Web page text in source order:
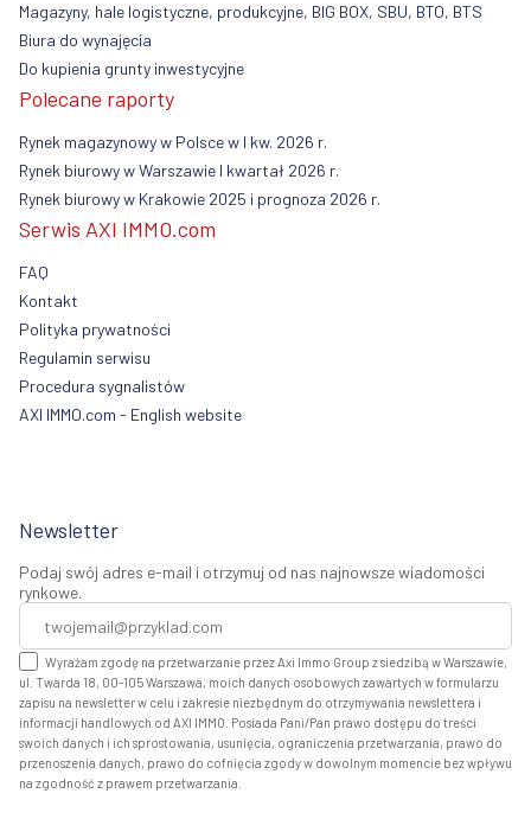
Magazyny, hale logistyczne, produkcyjne, BIG BOX, SBU, BTO, BTS
Biura do wynajęcia
Do kupienia grunty inwestycyjne
Polecane raporty
Rynek magazynowy w Polsce w I kw. 2026 r.
Rynek biurowy w Warszawie I kwartał 2026 r.
Rynek biurowy w Krakowie 2025 i prognoza 2026 r.
Serwis AXI IMMO.com
FAQ
Kontakt
Polityka prywatności
Regulamin serwisu
Procedura sygnalistów
AXI IMMO.com - English website
Newsletter
Podaj swój adres e-mail i otrzymuj od nas najnowsze wiadomości
rynkowe.
Wyrażam zgodę na przetwarzanie przez Axi Immo Group z siedzibą w Warszawie,
ul. Twarda 18, 00-105 Warszawa, moich danych osobowych zawartych w formularzu
zapisu na newsletter w celu i zakresie niezbędnym do otrzymywania newslettera i
informacji handlowych od AXI IMMO. Posiada Pani/Pan prawo dostępu do treści
swoich danych i ich sprostowania, usunięcia, ograniczenia przetwarzania, prawo do
przenoszenia danych, prawo do cofnięcia zgody w dowolnym momencie bez wpływu
na zgodność z prawem przetwarzania.